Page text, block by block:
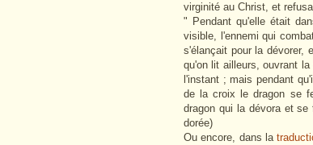
virginité au Christ, et
" Pendant qu'elle était
visible, l'ennemi qui
s'élançait pour la dévorer,
qu'on lit ailleurs, ouvrant
l'instant ; mais pendant
de la croix le dragon se
dragon qui la dévora et se
dorée)
Ou encore, dans la